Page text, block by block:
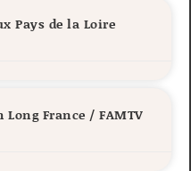
Pays de la Loire
Long France / FAMTV